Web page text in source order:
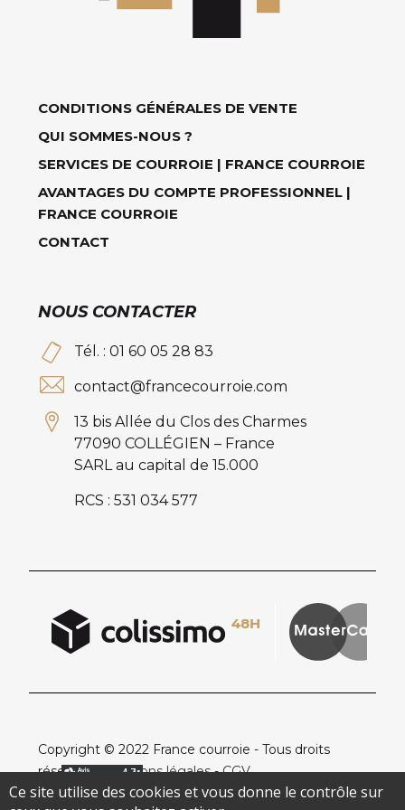
CONDITIONS GÉNÉRALES DE VENTE
QUI SOMMES-NOUS ?
SERVICES DE COURROIE | FRANCE COURROIE
AVANTAGES DU COMPTE PROFESSIONNEL |
FRANCE COURROIE
CONTACT
NOUS CONTACTER
Tél. : 01 60 05 28 83
contact@francecourroie.com
13 bis Allée du Clos des Charmes
77090 COLLÉGIEN – France
SARL au capital de 15.000
RCS : 531 034 577
Copyright © 2022 France courroie - Tous droits
réservés -
Mentions légales-CGV
Ce site utilise des cookies et vous donne le contrôle sur